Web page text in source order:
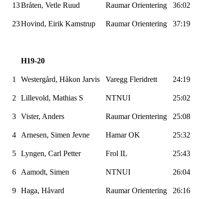
13Bråten, Vetle Ruud RaumarOrientering 36:02
23Hovind, Eirik Kamstrup RaumarOrientering 37:19
H19-20
1 Westergård, Håkon Jarvis Varegg Fleridrett 24:19
2 Lillevold, Mathias S NTNUI 25:02
3 Vister, Anders RaumarOrientering 25:08
4 Arnesen, Simen Jevne Hamar OK 25:32
5 Lyngen, Carl Petter Frol IL 25:43
6 Aamodt, Simen NTNUI 26:04
9 Haga, Håvard RaumarOrientering 26:16